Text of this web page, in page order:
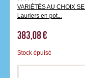
VARIÉTÉS AU CHOIX
Lauriers en pot...
383,08 €
Stock épuisé